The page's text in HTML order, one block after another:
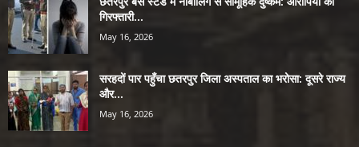
गिरफ्तारी...
May 16, 2026
सरहदों पार पहुँचा छतरपुर जिला अस्पताल का भरोसा: दूसरे राज्य
और...
May 16, 2026